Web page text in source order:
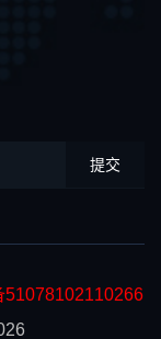
提交
51078102110266